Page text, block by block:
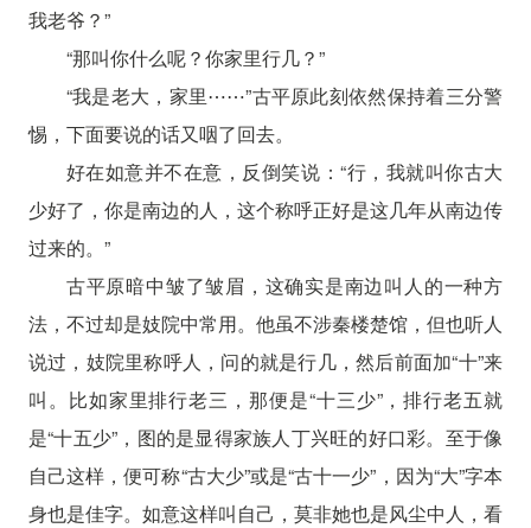
我老爷？”
“那叫你什么呢？你家里行几？”
“我是老大，家里⋯⋯”古平原此刻依然保持着三分警
惕，下面要说的话又咽了回去。
好在如意并不在意，反倒笑说：“行，我就叫你古大
少好了，你是南边的人，这个称呼正好是这几年从南边传
过来的。”
古平原暗中皱了皱眉，这确实是南边叫人的一种方
法，不过却是妓院中常用。他虽不涉秦楼楚馆，但也听人
说过，妓院里称呼人，问的就是行几，然后前面加“十”来
叫。比如家里排行老三，那便是“十三少”，排行老五就
是“十五少”，图的是显得家族人丁兴旺的好口彩。至于像
自己这样，便可称“古大少”或是“古十一少”，因为“大”字本
身也是佳字。如意这样叫自己，莫非她也是风尘中人，看